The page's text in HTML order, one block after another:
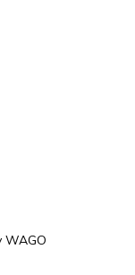
WAGO